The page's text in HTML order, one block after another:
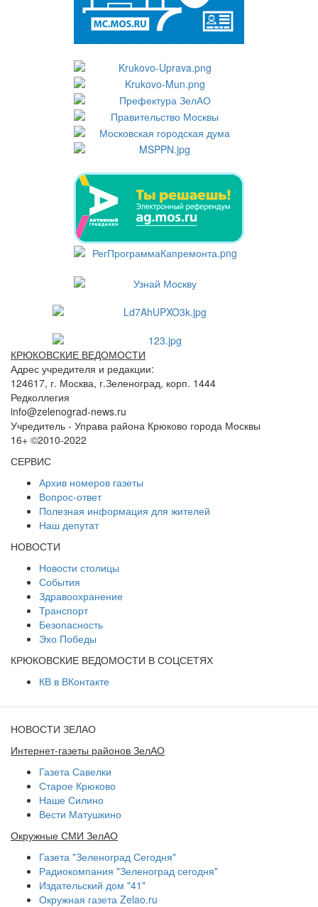
КРЮКОВСКИЕ ВЕДОМОСТИ
Адрес учредителя и редакции:
124617, г. Москва, г.Зеленоград, корп. 1444
Редколлегия
info@zelenograd-news.ru
Учредитель - Управа района Крюково города Москвы
16+ ©2010-2022
СЕРВИС
Архив номеров газеты
Вопрос-ответ
Полезная информация для жителей
Наш депутат
НОВОСТИ
Новости столицы
События
Здравоохранение
Транспорт
Безопасность
Эхо Победы
КРЮКОВСКИЕ ВЕДОМОСТИ В СОЦСЕТЯХ
КВ в ВКонтакте
НОВОСТИ ЗЕЛАО
Интернет-газеты районов ЗелАО
Газета Савелки
Старое Крюково
Наше Силино
Вести Матушкино
Окружные СМИ ЗелАО
Газета "Зеленоград Сегодня"
Радиокомпания "Зеленоград сегодня"
Издательский дом "41"
Окружная газета Zelao.ru